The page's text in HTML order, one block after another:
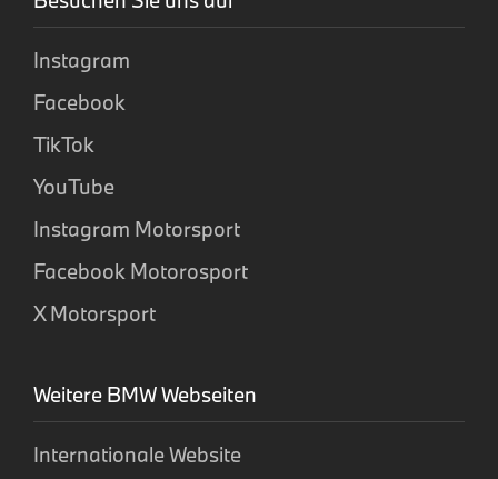
Instagram
Facebook
TikTok
YouTube
Instagram Motorsport
Facebook Motorosport
X Motorsport
Weitere BMW Webseiten
Internationale Website